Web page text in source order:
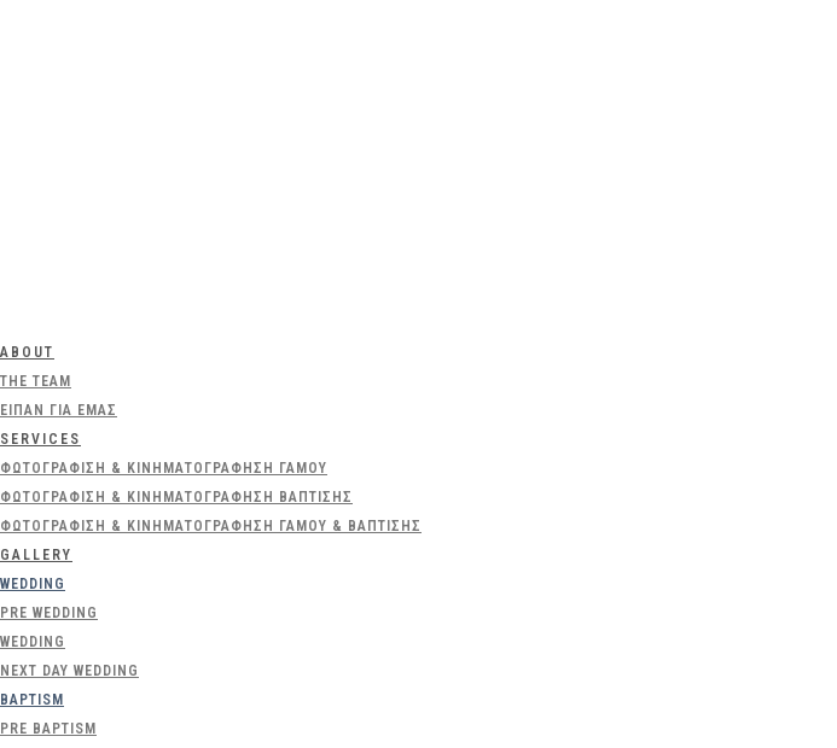
ABOUT
THE TEAM
ΕΊΠΑΝ ΓΙΑ ΕΜΆΣ
SERVICES
ΦΩΤΟΓΡΆΦΙΣΗ & ΚΙΝΗΜΑΤΟΓΡΆΦΗΣΗ ΓΆΜΟΥ
ΦΩΤΟΓΡΆΦΙΣΗ & ΚΙΝΗΜΑΤΟΓΡΆΦΗΣΗ ΒΆΠΤΙΣΗΣ
ΦΩΤΟΓΡΆΦΙΣΗ & ΚΙΝΗΜΑΤΟΓΡΆΦΗΣΗ ΓΆΜΟΥ & ΒΆΠΤΙΣΗΣ
GALLERY
WEDDING
PRE WEDDING
WEDDING
NEXT DAY WEDDING
BAPTISM
PRE BAPTISM